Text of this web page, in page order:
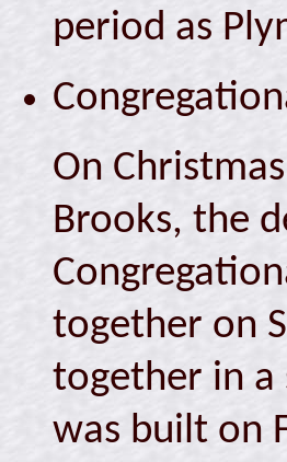
period as
On
Brooks, the
together on
together in a
was built on